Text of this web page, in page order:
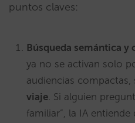
puntos claves:
Búsqueda semántica y
ya no se activan solo
audiencias compactas,
viaje. Si alguien
familiar”, la IA